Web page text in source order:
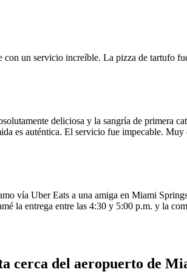
con un servicio increíble. La pizza de tartufo
deliciosa y la sangría de primera
es auténtica. El servicio fue impecable. Muy
vía Uber Eats a una amiga en Miami
la entrega entre las 4:30 y 5:00 p.m. y la
cerca del aeropuerto de